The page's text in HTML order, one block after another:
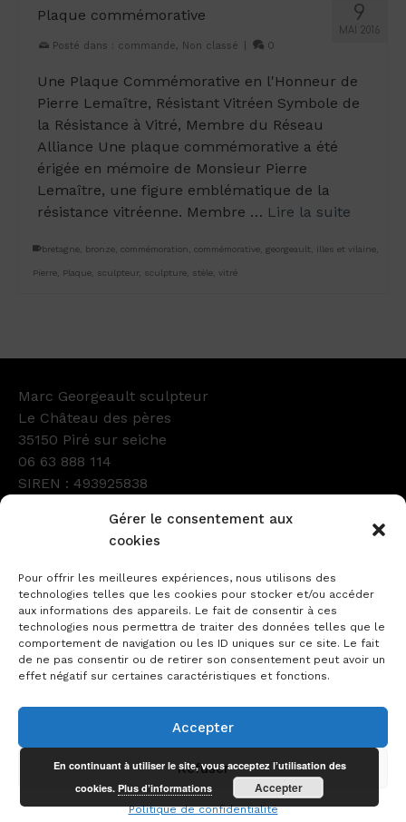
Gérer le consentement aux
cookies
Pour offrir les meilleures expériences, nous utilisons des
technologies telles que les cookies pour stocker et/ou accéder
aux informations des appareils. Le fait de consentir à ces
technologies nous permettra de traiter des données telles que le
comportement de navigation ou les ID uniques sur ce site. Le fait
de ne pas consentir ou de retirer son consentement peut avoir un
effet négatif sur certaines caractéristiques et fonctions.
Accepter
Refuser
Politique de confidentialité
9
MAI 2016
Plaque commémorative
Posté dans : commande, Non classé 0
Une Plaque Commémorative en l'Honneur de
Pierre Lemaître, Résistant Vitréen Symbole de
la Résistance à Vitré, Membre du Réseau
Alliance Une plaque commémorative a été
érigée en mémoire de Monsieur Pierre
Lemaître, une figure emblématique de la
résistance vitréenne. Membre … Lire la suite
bretagne bronze commémoration commémorative georgeault illes et vilaine
Pierre Plaque sculpteur, sculpture stèle vitré
Marc Georgeault sculpteur
Le Château des pères
35150 Piré sur seiche
06 63 888 114
SIREN : 493925838
Instagram
LinkedIn
Plaque commémorative, Mr Pierre Lemaître
En continuant à utiliser le site, vous acceptez l’utilisation des
cookies.Plus d’informations Accepter